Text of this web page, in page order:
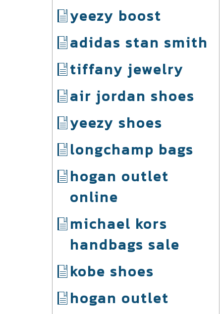
yeezy boost
adidas stan smith
tiffany jewelry
air jordan shoes
yeezy shoes
longchamp bags
hogan outlet
online
michael kors
handbags sale
kobe shoes
hogan outlet